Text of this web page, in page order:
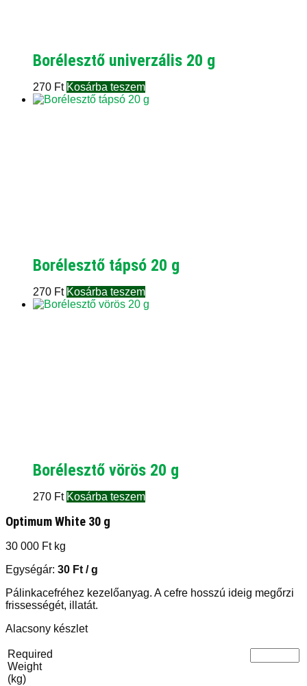
Borélesztő univerzális 20 g
270 Ft Kosárba teszem
Borélesztő tápsó 20 g
270 Ft Kosárba teszem
Borélesztő vörös 20 g
270 Ft Kosárba teszem
Optimum White 30 g
30 000 Ftkg
Egységár: 30 Ft / g
Pálinkacefréhez kezelőanyag. A cefre hosszú ideig megőrzi
frissességét, illatát.
Alacsony készlet
Required
Weight
(kg)